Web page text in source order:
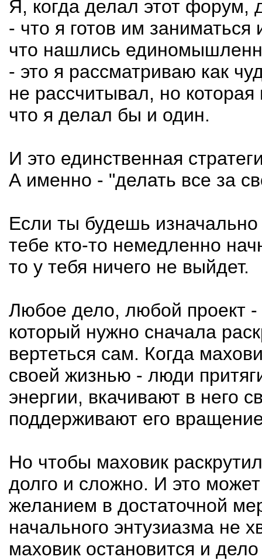
Я, когда делал этот форум,
- что я готов им заниматься
что нашлись
- это я рассматриваю как
не рассчитывал, но
что я делал бы и один.
И это единственная
А именно - "делать все за
Если ты будешь изначально
тебе кто-то немедленно
то у тебя ничего не выйдет.
Любое дело, любой проект -
который нужно сначала
вертеться сам. Когда
своей жизнью - люди
энергии, вкачивают в него
поддерживают его
Но чтобы маховик
долго и сложно. И это может
желанием в достаточной
начального энтузиазма не
маховик остановится и